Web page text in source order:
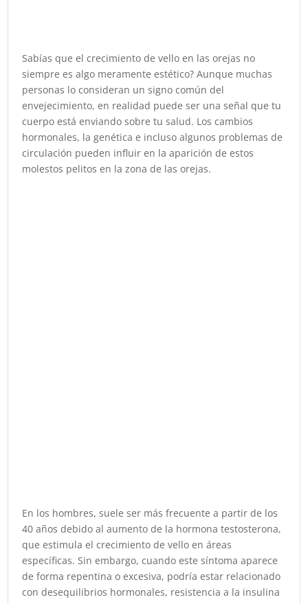
Sabías que el crecimiento de vello en las orejas no
siempre es algo meramente estético? Aunque muchas
personas lo consideran un signo común del
envejecimiento, en realidad puede ser una señal que tu
cuerpo está enviando sobre tu salud. Los cambios
hormonales, la genética e incluso algunos problemas de
circulación pueden influir en la aparición de estos
molestos pelitos en la zona de las orejas.
En los hombres, suele ser más frecuente a partir de los
40 años debido al aumento de la hormona testosterona,
que estimula el crecimiento de vello en áreas
específicas. Sin embargo, cuando este síntoma aparece
de forma repentina o excesiva, podría estar relacionado
con desequilibrios hormonales, resistencia a la insulina